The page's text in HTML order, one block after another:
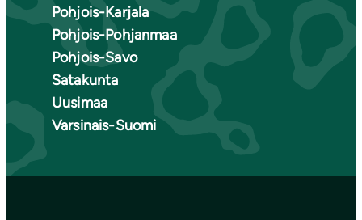
Pohjois-Karjala
Pohjois-Pohjanmaa
Pohjois-Savo
Satakunta
Uusimaa
Varsinais-Suomi